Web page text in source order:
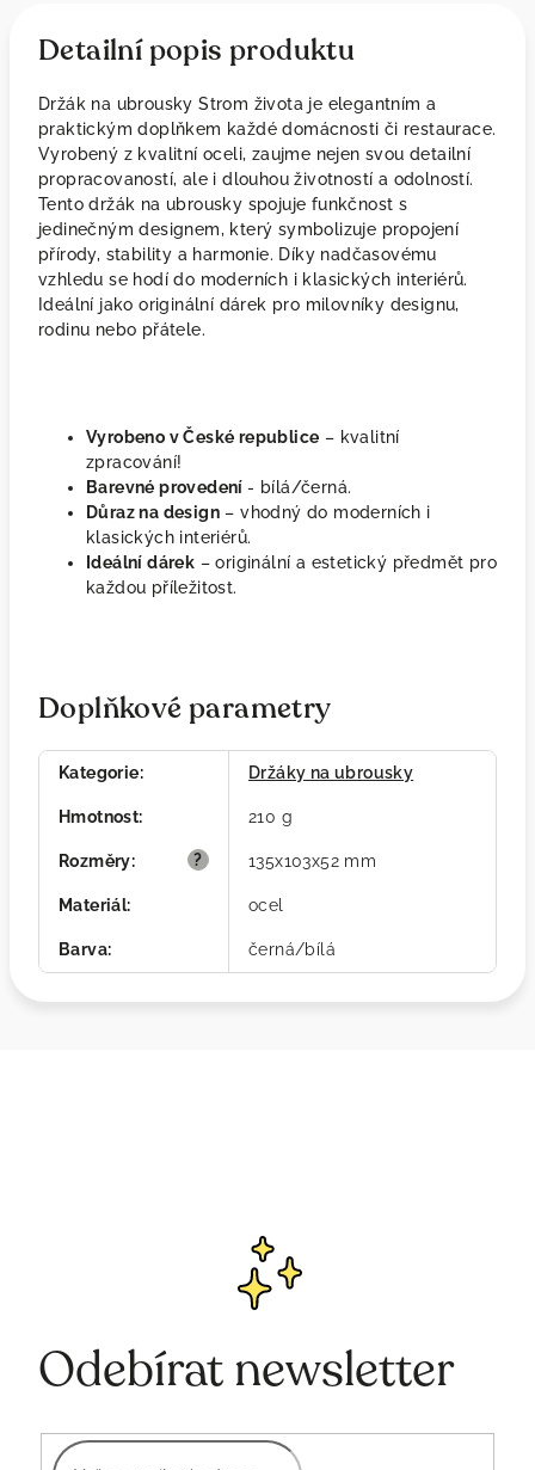
Detailní popis produktu
Držák na ubrousky Strom života je elegantním a
praktickým doplňkem každé domácnosti či restaurace.
Vyrobený z kvalitní oceli, zaujme nejen svou detailní
propracovaností, ale i dlouhou životností a odolností.
Tento držák na ubrousky spojuje funkčnost s
jedinečným designem, který symbolizuje propojení
přírody, stability a harmonie. Díky nadčasovému
vzhledu se hodí do moderních i klasických interiérů.
Ideální jako originální dárek pro milovníky designu,
rodinu nebo přátele.
Vyrobeno v České republice – kvalitní
zpracování!
Barevné provedení- bílá/černá.
Důraz na design – vhodný do moderních i
klasických interiérů.
Ideální dárek – originální a estetický předmět pro
každou příležitost.
Doplňkové parametry
Kategorie: Držáky na ubrousky
Hmotnost: 210 g
?
Rozměry: 135x103x52 mm
Materiál: ocel
Barva: černá/bílá
Odebírat newsletter